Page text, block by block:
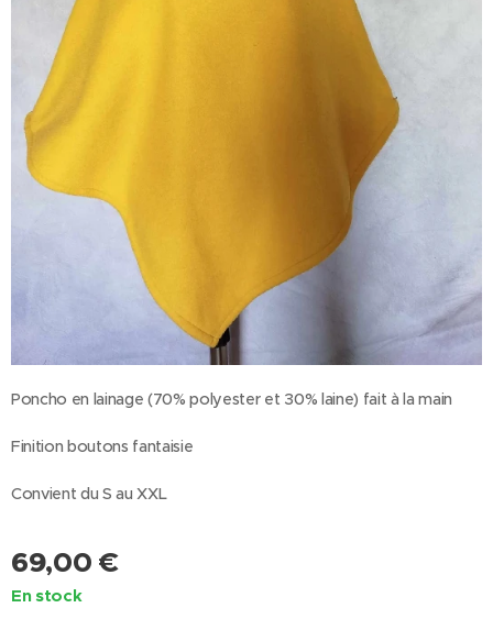
Poncho en lainage (70% polyester et 30% laine) fait à la main
Finition boutons fantaisie
Convient du S au XXL
69,00 €
En stock